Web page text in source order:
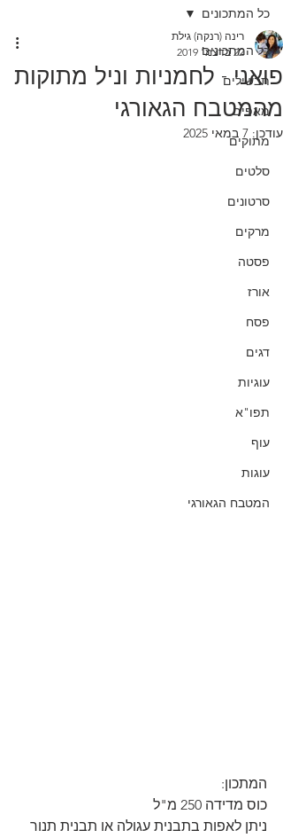
כל המתכונים
תבשילים
מאפים
מתוקים
סלטים
סרטונים
מרקים
פסטה
אורז
פסח
דגים
עוגיות
תפו"א
עוף
עוגות
המטבח הגאורגי
כל המתכונים
פואני - לחמניות וניל מתוקות
מהמטבח הגאורגי
רינה (רנקה) גילת
22 בדצמ׳ 2019
עודכן: 7 במאי 2025
המתכון:
כוס מדידה 250 מ"ל
ניתן לאפות בתבנית עגולה או תבנית תנור